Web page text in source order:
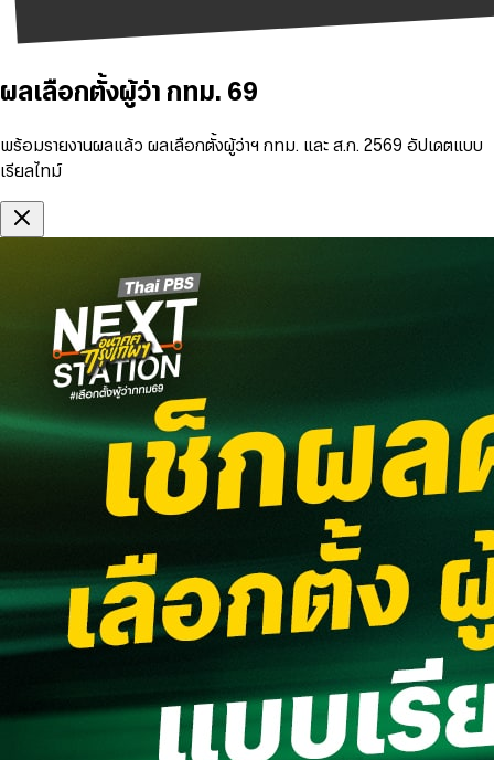
ผลเลือกตั้งผู้ว่า กทม. 69
พร้อมรายงานผลแล้ว ผลเลือกตั้งผู้ว่าฯ กทม. และ ส.ก. 2569 อัปเดตแบบ
เรียลไทม์